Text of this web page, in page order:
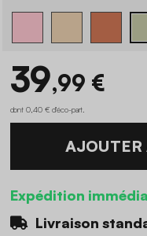
39,99 €
dont 0,40 € d'éco-part
AJOUTER
Expédition
Livraison